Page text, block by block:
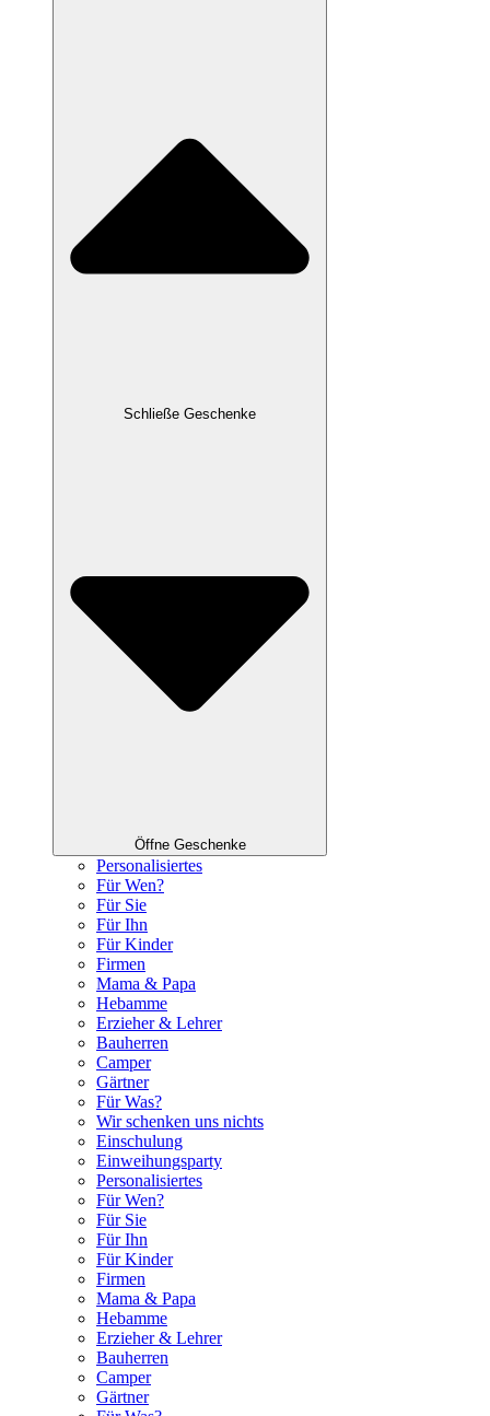
Schließe Geschenke
Öffne Geschenke
Personalisiertes
Für Wen?
Für Sie
Für Ihn
Für Kinder
Firmen
Mama & Papa
Hebamme
Erzieher & Lehrer
Bauherren
Camper
Gärtner
Für Was?
Wir schenken uns nichts
Einschulung
Einweihungsparty
Personalisiertes
Für Wen?
Für Sie
Für Ihn
Für Kinder
Firmen
Mama & Papa
Hebamme
Erzieher & Lehrer
Bauherren
Camper
Gärtner